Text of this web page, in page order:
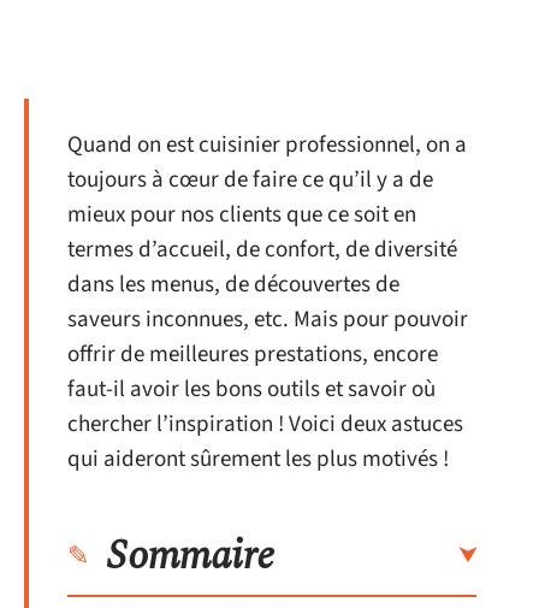
Quand on est cuisinier professionnel, on a
toujours à cœur de faire ce qu’il y a de
mieux pour nos clients que ce soit en
termes d’accueil, de confort, de diversité
dans les menus, de découvertes de
saveurs inconnues, etc. Mais pour pouvoir
offrir de meilleures prestations, encore
faut-il avoir les bons outils et savoir où
chercher l’inspiration ! Voici deux astuces
qui aideront sûrement les plus motivés !
Sommaire